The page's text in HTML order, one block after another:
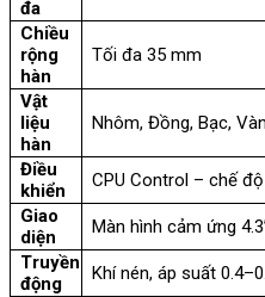
đa
Chiều
rộng
hàn
Tối đa 35 mm
Vật
liệu
hàn
Nhôm, Đồng, Bạc,
Điều
khiển
CPU Control – chế
Giao
diện
Màn hình cảm ứng
Truyền
động
Khí nén, áp suất